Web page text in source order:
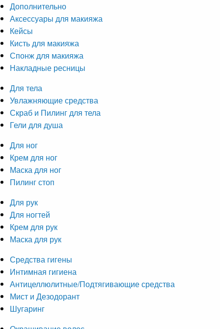
Дополнительно
Аксессуары для макияжа
Кейсы
Кисть для макияжа
Спонж для макияжа
Накладные ресницы
Для тела
Увлажняющие средства
Скраб и Пилинг для тела
Гели для душа
Для ног
Крем для ног
Маска для ног
Пилинг стоп
Для рук
Для ногтей
Крем для рук
Маска для рук
Средства гигены
Интимная гигиена
Антицеллюлитные/Подтягивающие средства
Мист и Дезодорант
Шугаринг